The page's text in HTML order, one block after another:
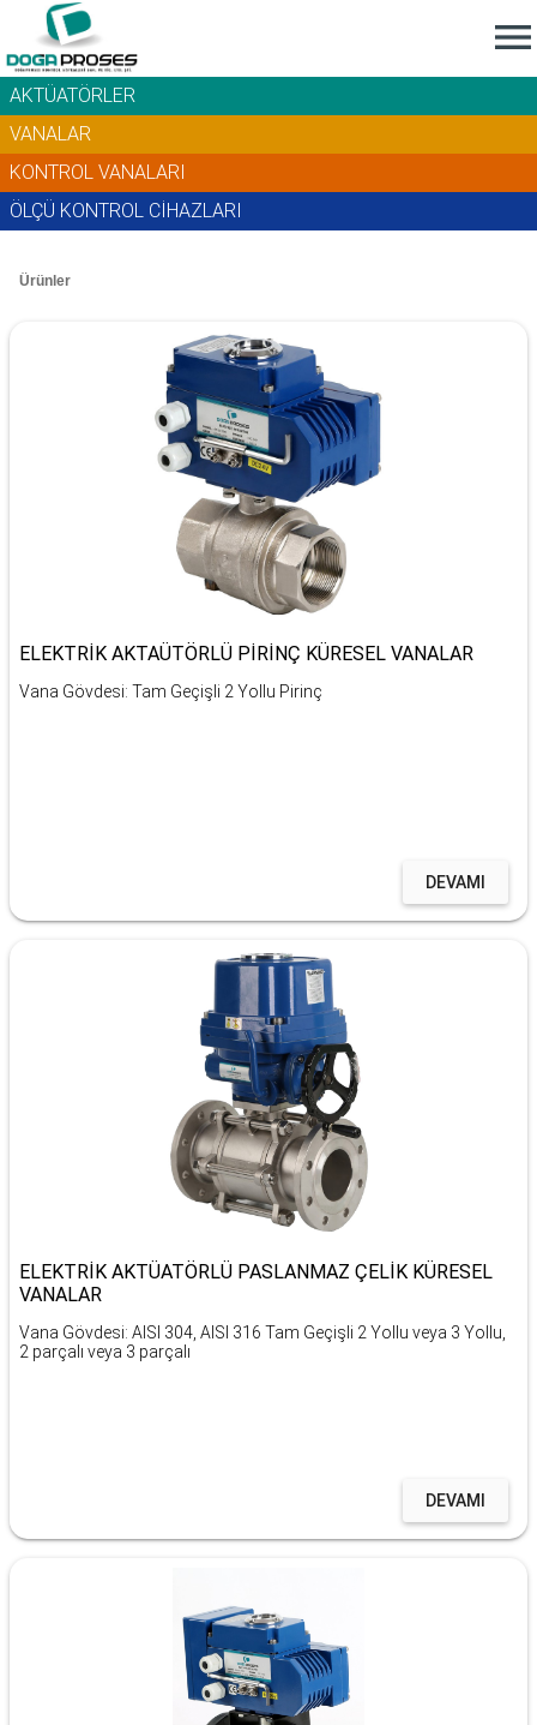

AKTÜATÖRLER
VANALAR
KONTROL VANALARI
ÖLÇÜ KONTROL CİHAZLARI
Ürünler
ELEKTRİK AKTAÜTÖRLÜ PİRİNÇ KÜRESEL VANALAR
Vana Gövdesi: Tam Geçişli 2 Yollu Pirinç
DEVAMI
ELEKTRİK AKTÜATÖRLÜ PASLANMAZ ÇELİK KÜRESEL
VANALAR
Vana Gövdesi: AISI 304, AISI 316 Tam Geçişli 2 Yollu veya 3 Yollu,
2 parçalı veya 3 parçalı
DEVAMI